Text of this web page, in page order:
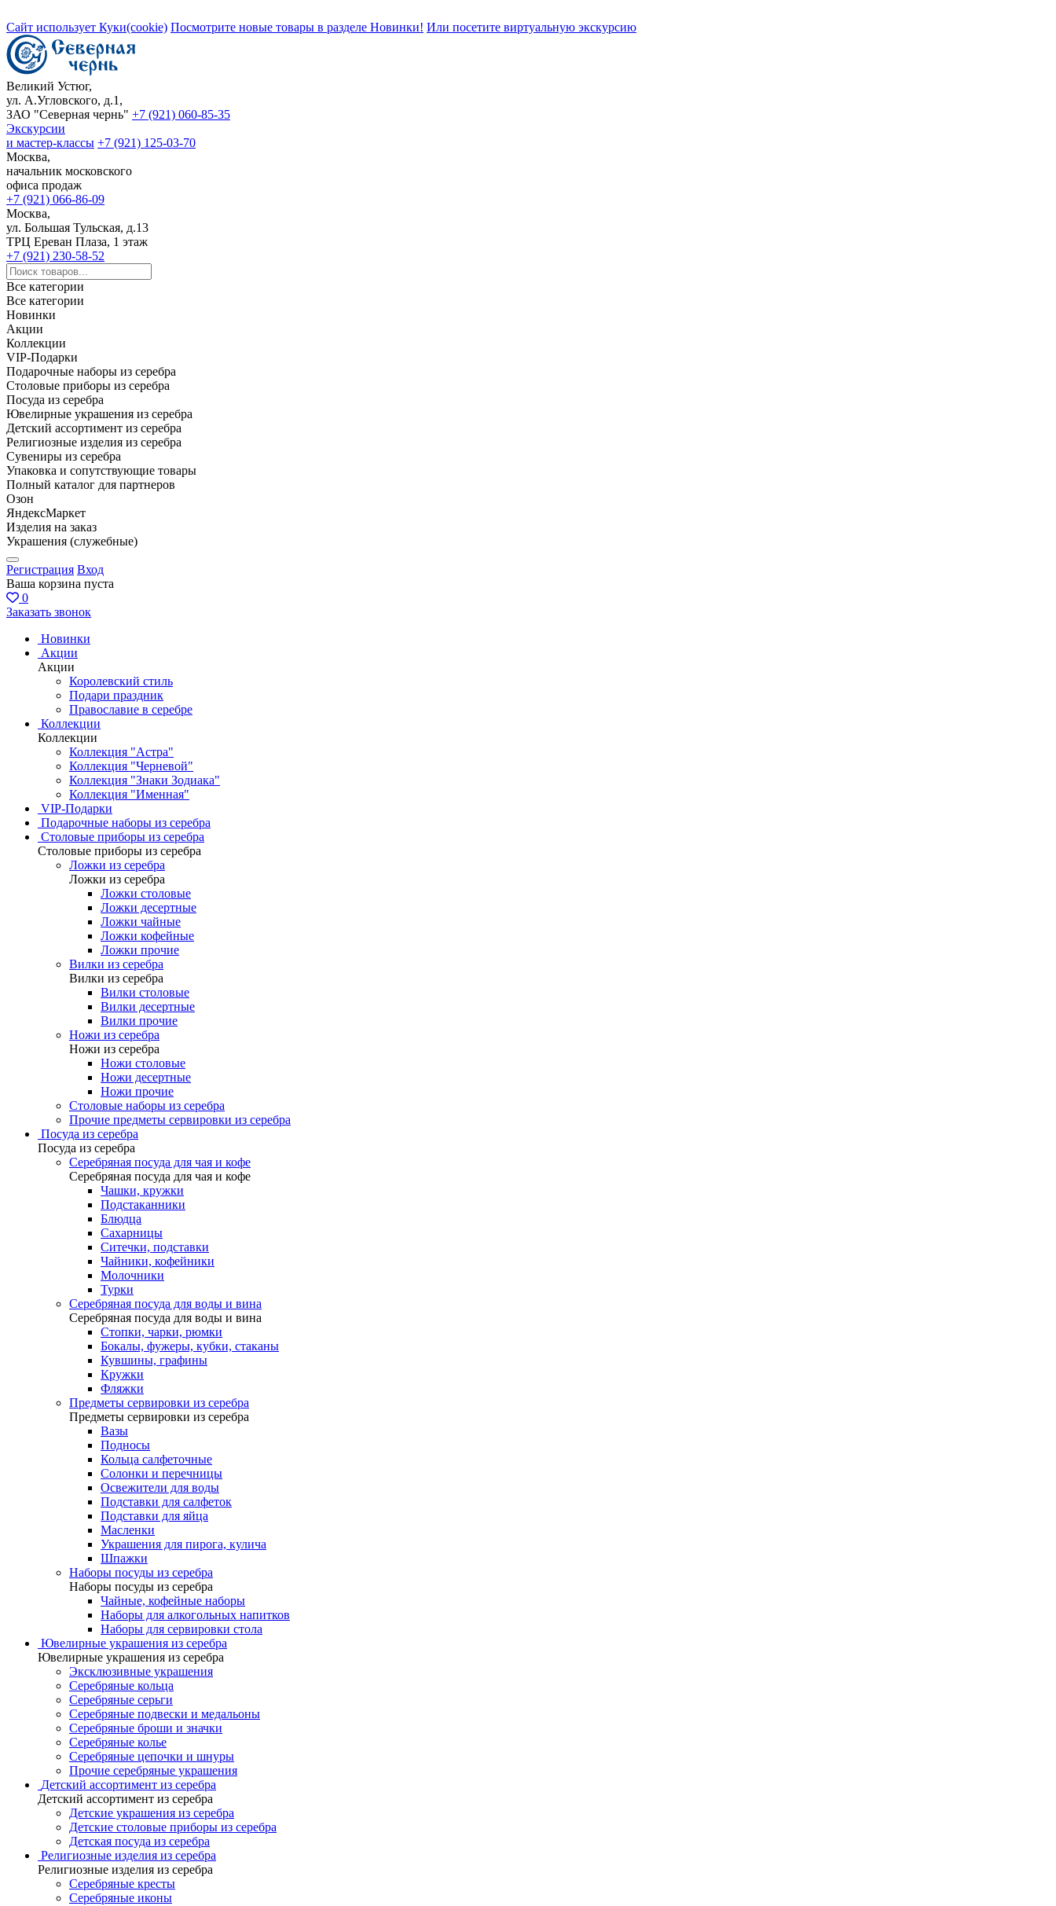
Сайт использует Куки(cookie) Посмотрите новые товары в разделе Новинки! Или посетите виртуальную экскурсию
Великий Устюг,
ул. А.Угловского, д.1,
ЗАО "Северная чернь" +7 (921) 060-85-35
Экскурсии
и мастер-классы +7 (921) 125-03-70
Москва,
начальник московского
офиса продаж
+7 (921) 066-86-09
Москва,
ул. Большая Тульская, д.13
ТРЦ Ереван Плаза, 1 этаж
+7 (921) 230-58-52
Все категории
Все категории
Новинки
Акции
Коллекции
VIP-Подарки
Подарочные наборы из серебра
Столовые приборы из серебра
Посуда из серебра
Ювелирные украшения из серебра
Детский ассортимент из серебра
Религиозные изделия из серебра
Сувениры из серебра
Упаковка и сопутствующие товары
Полный каталог для партнеров
Озон
ЯндексМаркет
Изделия на заказ
Украшения (служебные)
Регистрация Вход
Ваша корзина пуста
0
Заказать звонок
Новинки
Акции
Акции
Королевский стиль
Подари праздник
Православие в серебре
Коллекции
Коллекции
Коллекция "Астра"
Коллекция "Черневой"
Коллекция "Знаки Зодиака"
Коллекция "Именная"
VIP-Подарки
Подарочные наборы из серебра
Столовые приборы из серебра
Столовые приборы из серебра
Ложки из серебра
Ложки из серебра
Ложки столовые
Ложки десертные
Ложки чайные
Ложки кофейные
Ложки прочие
Вилки из серебра
Вилки из серебра
Вилки столовые
Вилки десертные
Вилки прочие
Ножи из серебра
Ножи из серебра
Ножи столовые
Ножи десертные
Ножи прочие
Столовые наборы из серебра
Прочие предметы сервировки из серебра
Посуда из серебра
Посуда из серебра
Серебряная посуда для чая и кофе
Серебряная посуда для чая и кофе
Чашки, кружки
Подстаканники
Блюдца
Сахарницы
Ситечки, подставки
Чайники, кофейники
Молочники
Турки
Серебряная посуда для воды и вина
Серебряная посуда для воды и вина
Стопки, чарки, рюмки
Бокалы, фужеры, кубки, стаканы
Кувшины, графины
Кружки
Фляжки
Предметы сервировки из серебра
Предметы сервировки из серебра
Вазы
Подносы
Кольца салфеточные
Солонки и перечницы
Освежители для воды
Подставки для салфеток
Подставки для яйца
Масленки
Украшения для пирога, кулича
Шпажки
Наборы посуды из серебра
Наборы посуды из серебра
Чайные, кофейные наборы
Наборы для алкогольных напитков
Наборы для сервировки стола
Ювелирные украшения из серебра
Ювелирные украшения из серебра
Эксклюзивные украшения
Серебряные кольца
Серебряные серьги
Серебряные подвески и медальоны
Серебряные броши и значки
Серебряные колье
Серебряные цепочки и шнуры
Прочие серебряные украшения
Детский ассортимент из серебра
Детский ассортимент из серебра
Детские украшения из серебра
Детские столовые приборы из серебра
Детская посуда из серебра
Религиозные изделия из серебра
Религиозные изделия из серебра
Серебряные кресты
Серебряные иконы